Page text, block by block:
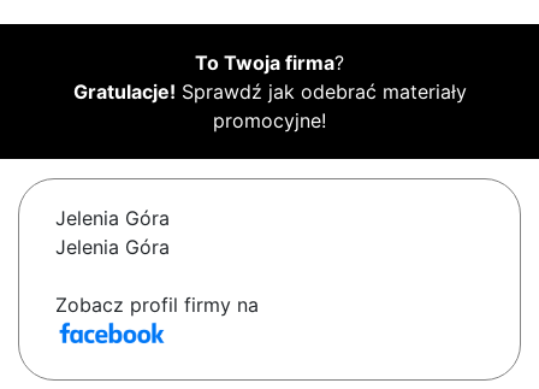
To Twoja firma?
Gratulacje! Sprawdź jak odebrać materiały
promocyjne!
Jelenia Góra
Jelenia Góra
Zobacz profil firmy na